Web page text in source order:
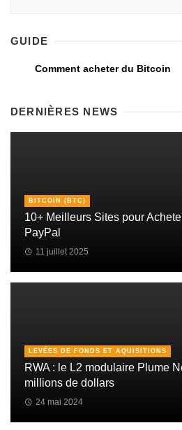
GUIDE
Comment acheter du Bitcoin
DERNIÈRES NEWS
BITCOIN (BTC)
10+ Meilleurs Sites pour
PayPal
11 juillet 2025
LEVÉES DE FONDS ET AQUISITIONS
RWA : le L2 modulaire Plume
millions de dollars
24 mai 2024